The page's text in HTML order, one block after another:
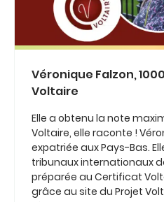
Véronique Falzon,
Voltaire
Elle a obtenu la note
Voltaire, elle raconte !
expatriée aux Pays-Bas.
tribunaux internationaux
préparée au Certificat
grâce au site du Projet